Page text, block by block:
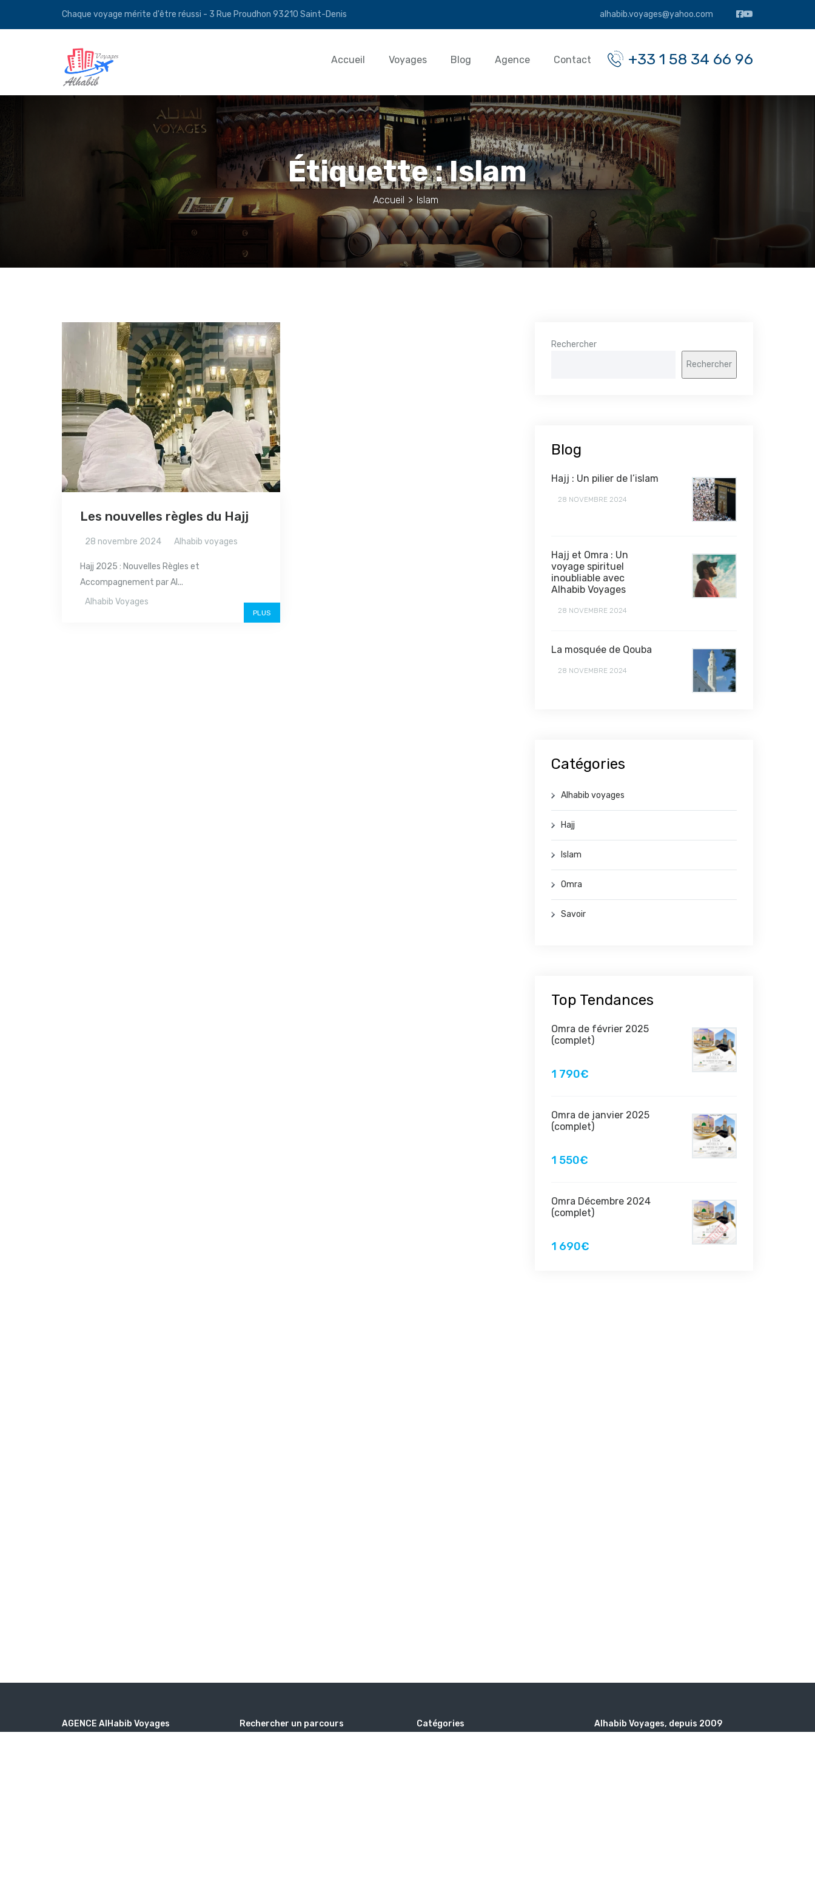
Chaque voyage mérite d'être réussi - 3 Rue Proudhon 93210 Saint-Denis alhabib.voyages@yahoo.com
+33 1 58 34 66 96
Accueil Voyages Blog Agence Contact
Étiquette :Islam
Accueil > Islam
Les nouvelles règles du Hajj
28 novembre 2024 Alhabib voyages
Hajj 2025 : Nouvelles Règles et
Accompagnement par Al...
Alhabib Voyages
PLUS
Rechercher
Rechercher
Blog
Hajj : Un pilier de l’islam
28 NOVEMBRE 2024
Hajj et Omra : Un
voyage spirituel
inoubliable avec
Alhabib Voyages
28 NOVEMBRE 2024
La mosquée de Qouba
28 NOVEMBRE 2024
Catégories
Alhabib voyages
Hajj
Islam
Omra
Savoir
Top Tendances
Omra de février 2025
(complet)
1 790€
Omra de janvier 2025
(complet)
1 550€
Omra Décembre 2024
(complet)
1 690€
AGENCE AlHabib Voyages Rechercher un parcours Catégories Alhabib Voyages, depuis 2009